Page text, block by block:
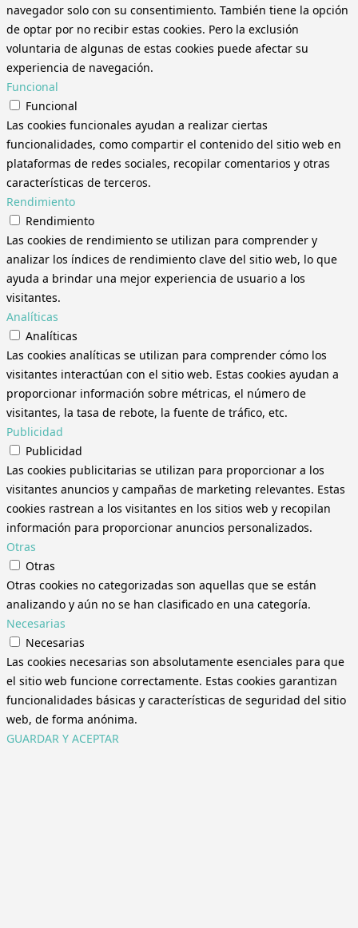
navegador solo con su consentimiento. También tiene la opción
de optar por no recibir estas cookies. Pero la exclusión
voluntaria de algunas de estas cookies puede afectar su
experiencia de navegación.
Funcional
Funcional
Las cookies funcionales ayudan a realizar ciertas
funcionalidades, como compartir el contenido del sitio web en
plataformas de redes sociales, recopilar comentarios y otras
características de terceros.
Rendimiento
Rendimiento
Las cookies de rendimiento se utilizan para comprender y
analizar los índices de rendimiento clave del sitio web, lo que
ayuda a brindar una mejor experiencia de usuario a los
visitantes.
Analíticas
Analíticas
Las cookies analíticas se utilizan para comprender cómo los
visitantes interactúan con el sitio web. Estas cookies ayudan a
proporcionar información sobre métricas, el número de
visitantes, la tasa de rebote, la fuente de tráfico, etc.
Publicidad
Publicidad
Las cookies publicitarias se utilizan para proporcionar a los
visitantes anuncios y campañas de marketing relevantes. Estas
cookies rastrean a los visitantes en los sitios web y recopilan
información para proporcionar anuncios personalizados.
Otras
Otras
Otras cookies no categorizadas son aquellas que se están
analizando y aún no se han clasificado en una categoría.
Necesarias
Necesarias
Las cookies necesarias son absolutamente esenciales para que
el sitio web funcione correctamente. Estas cookies garantizan
funcionalidades básicas y características de seguridad del sitio
web, de forma anónima.
GUARDAR Y ACEPTAR